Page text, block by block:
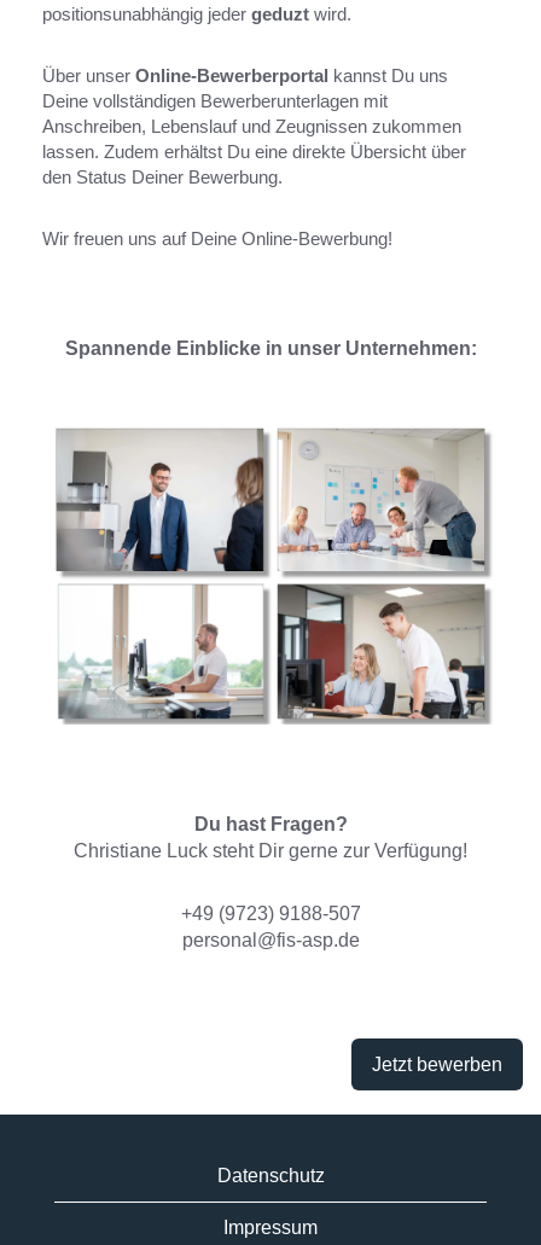
positionsunabhängig jeder geduzt wird.
Über unser Online-Bewerberportal kannst Du uns
Deine vollständigen Bewerberunterlagen mit
Anschreiben, Lebenslauf und Zeugnissen zukommen
lassen. Zudem erhältst Du eine direkte Übersicht über
den Status Deiner Bewerbung.
Wir freuen uns auf Deine Online-Bewerbung!
Spannende Einblicke in unser Unternehmen:
Du hast Fragen?
Christiane Luck steht Dir gerne zur Verfügung!
+49 (9723) 9188-507
personal@fis-asp.de
Jetzt bewerben
Datenschutz
Impressum